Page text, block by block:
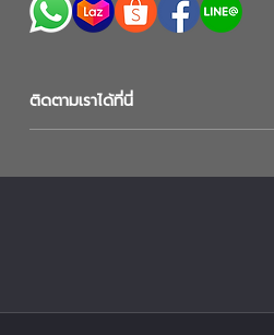
ติดตามเราได้ที่นี่